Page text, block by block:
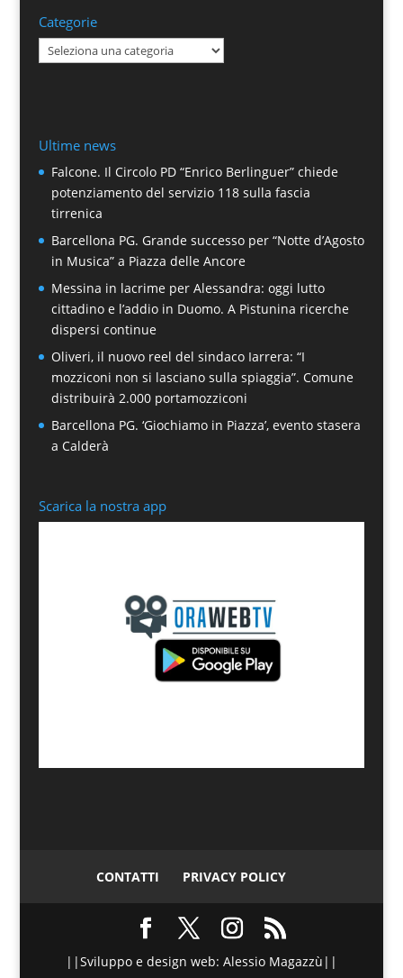
Categorie
Categorie
Ultime news
Falcone. Il Circolo PD “Enrico Berlinguer” chiede
potenziamento del servizio 118 sulla fascia
tirrenica
Barcellona PG. Grande successo per “Notte d’Agosto
in Musica” a Piazza delle Ancore
Messina in lacrime per Alessandra: oggi lutto
cittadino e l’addio in Duomo. A Pistunina ricerche
dispersi continue
Oliveri, il nuovo reel del sindaco Iarrera: “I
mozziconi non si lasciano sulla spiaggia”. Comune
distribuirà 2.000 portamozziconi
Barcellona PG. ‘Giochiamo in Piazza’, evento stasera
a Calderà
Scarica la nostra app
CONTATTI PRIVACY POLICY
||Sviluppo e design web: Alessio Magazzù||